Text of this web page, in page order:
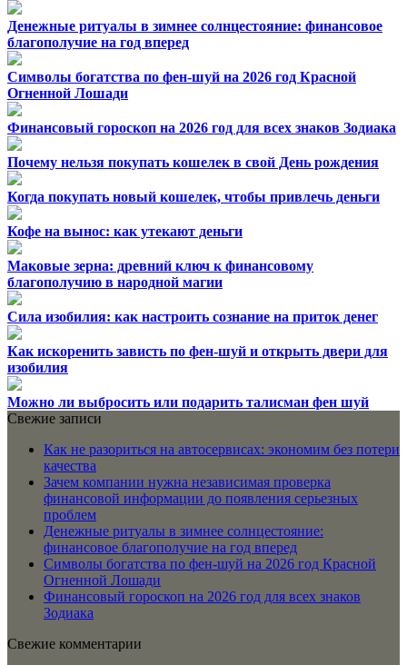
Денежные ритуалы в зимнее солнцестояние: финансовое
благополучие на год вперед
Символы богатства по фен-шуй на 2026 год Красной
Огненной Лошади
Финансовый гороскоп на 2026 год для всех знаков Зодиака
Почему нельзя покупать кошелек в свой День рождения
Когда покупать новый кошелек, чтобы привлечь деньги
Кофе на вынос: как утекают деньги
Маковые зерна: древний ключ к финансовому
благополучию в народной магии
Сила изобилия: как настроить сознание на приток денег
Как искоренить зависть по фен-шуй и открыть двери для
изобилия
Можно ли выбросить или подарить талисман фен шуй
Свежие записи
Как не разориться на автосервисах: экономим без потери
качества
Зачем компании нужна независимая проверка
финансовой информации до появления серьезных
проблем
Денежные ритуалы в зимнее солнцестояние:
финансовое благополучие на год вперед
Символы богатства по фен-шуй на 2026 год Красной
Огненной Лошади
Финансовый гороскоп на 2026 год для всех знаков
Зодиака
Свежие комментарии